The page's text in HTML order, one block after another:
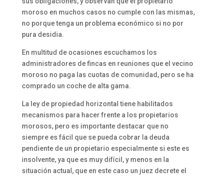
moroso en muchos casos no cumple con las mismas,
no porque tenga un problema económico si no por
pura desidia.
En multitud de ocasiones escuchamos los
administradores de fincas en reuniones que el vecino
moroso no paga las cuotas de comunidad, pero se ha
comprado un coche de alta gama.
La ley de propiedad horizontal tiene habilitados
mecanismos para hacer frente a los propietarios
morosos, pero es importante destacar que no
siempre es fácil que se pueda cobrar la deuda
pendiente de un propietario especialmente si este es
insolvente, ya que es muy difícil, y menos en la
situación actual, que en este caso un juez decrete el